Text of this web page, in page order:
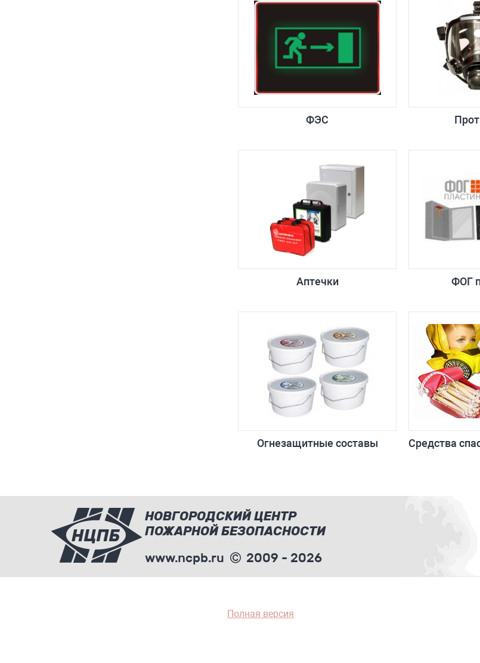
ФЭС
Аптечки ФОГ
Огнезащитные составы Средства
НОВГОРОДСКИЙ ЦЕНТР
ПОЖАРНОЙ БЕЗОПАСНОСТИ
www.ncpb.ru
2009 - 2026
Полная версия